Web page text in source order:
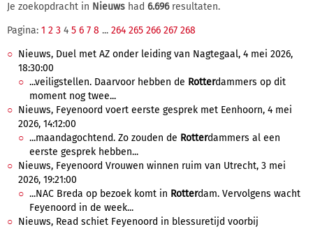
Je zoekopdracht in Nieuws had 6.696resultaten.
Pagina: 1 2 3 4 5 6 7 8 ... 264 265 266 267 268
Nieuws, Duel met AZ onder leiding van Nagtegaal, 4 mei 2026,
18:30:00
...veiligstellen. Daarvoor hebben de Rotterdammers op dit
moment nog twee...
Nieuws, Feyenoord voert eerste gesprek met Eenhoorn, 4 mei
2026, 14:12:00
...maandagochtend. Zo zouden de Rotterdammers al een
eerste gesprek hebben...
Nieuws, Feyenoord Vrouwen winnen ruim van Utrecht, 3 mei
2026, 19:21:00
...NAC Breda op bezoek komt in Rotterdam. Vervolgens wacht
Feyenoord in de week...
Nieuws, Read schiet Feyenoord in blessuretijd voorbij